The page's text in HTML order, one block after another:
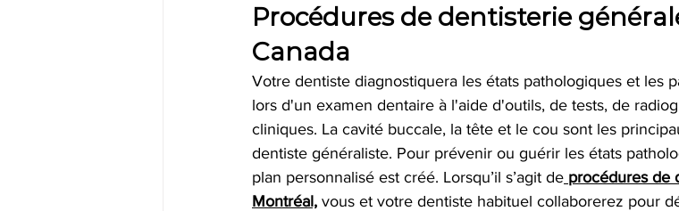
Procédures de dentisterie
Canada
Votre dentiste diagnostiquera les états pathologiques et les
lors d'un examen dentaire à l'aide d'outils, de tests, de
cliniques. La cavité buccale, la tête et le cou sont les
dentiste généraliste. Pour prévenir ou guérir les états
plan personnalisé est créé. Lorsqu’il s’agit de procédures de
Montréal, vous et votre dentiste habituel collaborerez pour